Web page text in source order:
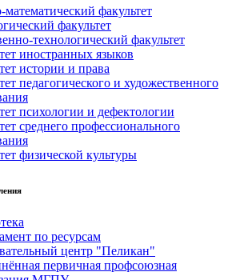
факультет
факультет
технологический факультет
иностранных языков
истории и права
педагогического и художественного
психологии и дефектологии
среднего профессионального
физической культуры
по ресурсам
центр "Пеликан"
первичная профсоюзная